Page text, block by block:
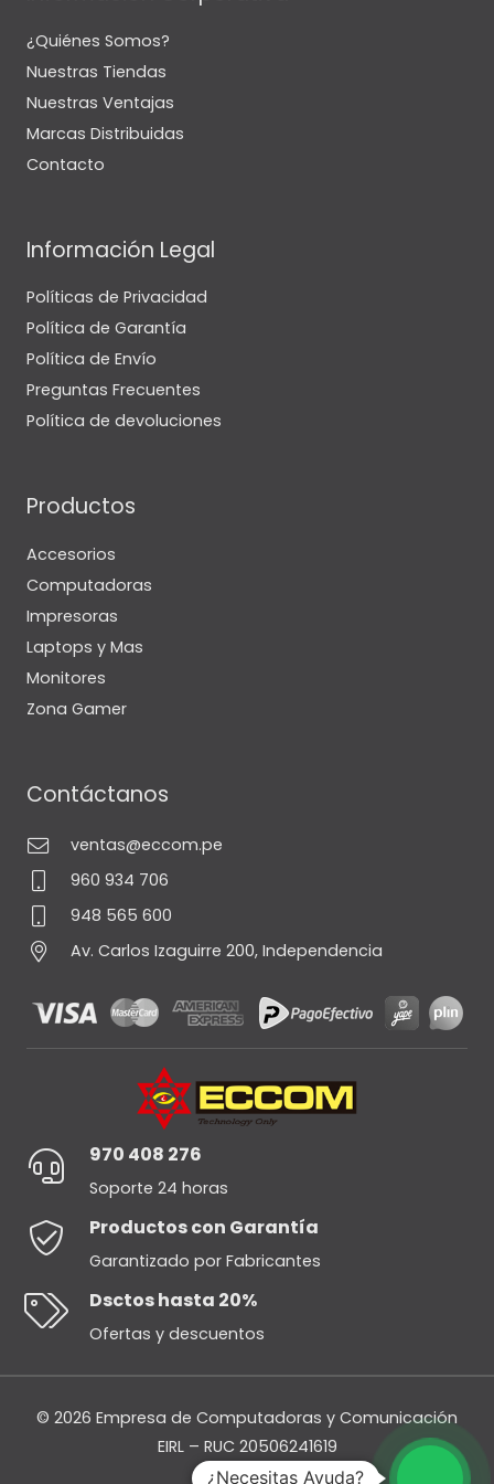
¿Quiénes Somos?
Nuestras Tiendas
Nuestras Ventajas
Marcas Distribuidas
Contacto
Información Legal
Políticas de Privacidad
Política de Garantía
Política de Envío
Preguntas Frecuentes
Política de devoluciones
Productos
Accesorios
Computadoras
Impresoras
Laptops y Mas
Monitores
Zona Gamer
Contáctanos
ventas@eccom.pe
960 934 706
948 565 600
Av. Carlos Izaguirre 200, Independencia
970 408 276
Soporte 24 horas
Productos con Garantía
Garantizado por Fabricantes
Dsctos hasta 20%
Ofertas y descuentos
© 2026 Empresa de Computadoras y Comunicación
EIRL – RUC 20506241619
¿Necesitas Ayuda?